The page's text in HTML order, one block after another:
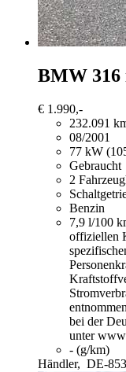
BMW 316
€ 1.990,-
232.091
08/2001
77 kW
Gebraucht
2
Benzin
7,9 l/100
offiziellen
bei der
unter
- (g/km)
Händler, DE-